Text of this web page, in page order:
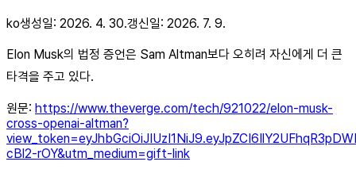
ko생성일: 2026. 4. 30.갱신일: 2026. 7. 9.
Elon Musk의 법정 증언은 Sam Altman보다 오히려 자신에게 더 큰
타격을 주고 있다.
원문: https://www.theverge.com/tech/921022/elon-musk-
cross-openai-altman?
cBl2-rOY&utm_medium=gift-link